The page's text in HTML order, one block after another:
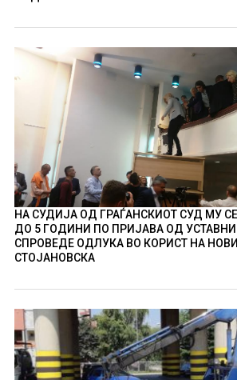
НА СУДИЈА ОД ГРАЃАНСКИОТ СУД МУ
ДО 5 ГОДИНИ ПО ПРИЈАВА ОД
СПРОВЕДЕ ОДЛУКА ВО КОРИСТ НА
СТОЈАНОВСКА